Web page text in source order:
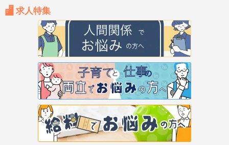
求人特集